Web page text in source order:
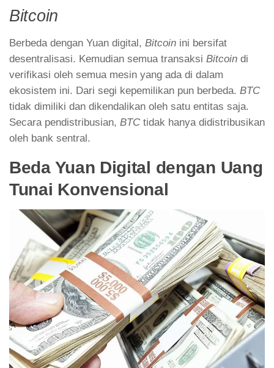
Bitcoin
Berbeda dengan Yuan digital, Bitcoin ini bersifat
desentralisasi. Kemudian semua transaksi Bitcoin di
verifikasi oleh semua mesin yang ada di dalam
ekosistem ini. Dari segi kepemilikan pun berbeda. BTC
tidak dimiliki dan dikendalikan oleh satu entitas saja.
Secara pendistribusian, BTC tidak hanya didistribusikan
oleh bank sentral.
Beda Yuan Digital dengan Uang
Tunai Konvensional